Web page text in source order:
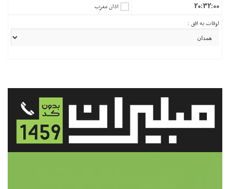
20:32:00
اذان مغرب
اوقات به افق :